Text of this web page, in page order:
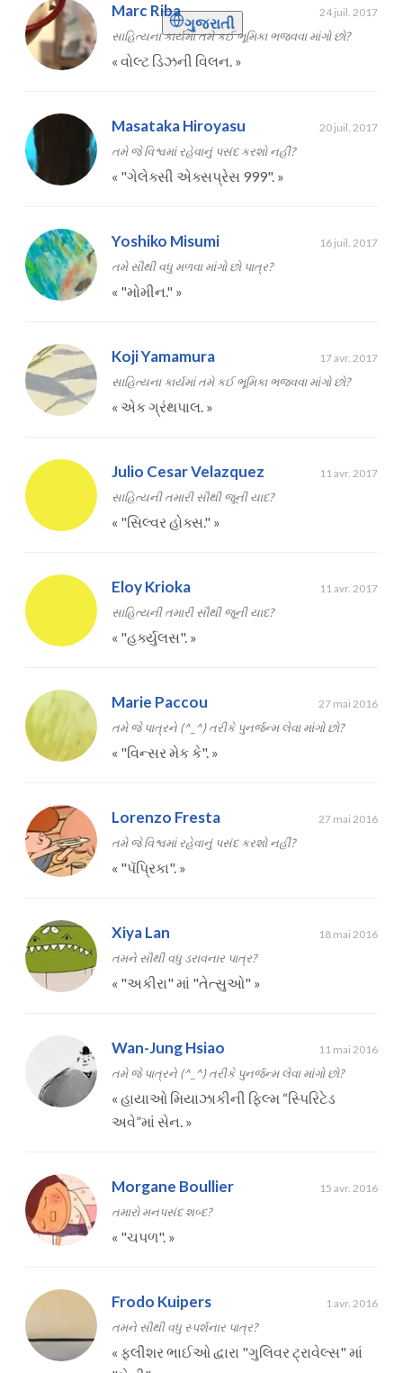
ગુજરાતી
Marc Riba 24 juil. 2017
સાહિત્યના કાર્યમાં તમે કઈ ભૂમિકા ભજવવા માંગો છો?
« વોલ્ટ ડિઝની વિલન. »
Masataka Hiroyasu 20 juil. 2017
તમે જે વિશ્વમાં રહેવાનું પસંદ કરશો નહીં?
« "ગેલેક્સી એક્સપ્રેસ 999". »
Yoshiko Misumi 16 juil. 2017
તમે સૌથી વધુ મળવા માંગો છો પાત્ર?
« "મોમીન." »
Koji Yamamura 17 avr. 2017
સાહિત્યના કાર્યમાં તમે કઈ ભૂમિકા ભજવવા માંગો છો?
« એક ગ્રંથપાલ. »
Julio Cesar Velazquez 11 avr. 2017
સાહિત્યની તમારી સૌથી જૂની યાદ?
« "સિલ્વર હોક્સ." »
Eloy Krioka 11 avr. 2017
સાહિત્યની તમારી સૌથી જૂની યાદ?
« "હર્ક્યુલસ". »
Marie Paccou 27 mai 2016
તમે જે પાત્રને (^_^) તરીકે પુનર્જન્મ લેવા માંગો છો?
« "વિન્સર મેક કે". »
Lorenzo Fresta 27 mai 2016
તમે જે વિશ્વમાં રહેવાનું પસંદ કરશો નહીં?
« "પૅપ્રિકા". »
Xiya Lan 18 mai 2016
તમને સૌથી વધુ ડરાવનાર પાત્ર?
« "અકીરા" માં "તેત્સુઓ" »
Wan-Jung Hsiao 11 mai 2016
તમે જે પાત્રને (^_^) તરીકે પુનર્જન્મ લેવા માંગો છો?
« હાયાઓ મિયાઝાકીની ફિલ્મ “સ્પિરિટેડ
અવે”માં સેન. »
Morgane Boullier 15 avr. 2016
તમારો મનપસંદ શબ્દ?
« "ચપળ". »
Frodo Kuipers 1 avr. 2016
તમને સૌથી વધુ સ્પર્શનાર પાત્ર?
« ફ્લીશર ભાઈઓ દ્વારા "ગુલિવર ટ્રાવેલ્સ" માં